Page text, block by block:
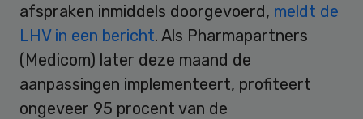
afspraken inmiddels doorgevoerd, meldt de
LHV in een bericht. Als Pharmapartners
(Medicom) later deze maand de
aanpassingen implementeert, profiteert
ongeveer 95 procent van de